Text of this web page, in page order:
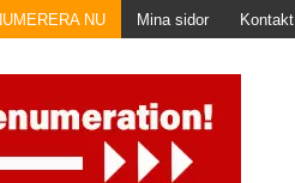
NU Mina sidor Kontakt